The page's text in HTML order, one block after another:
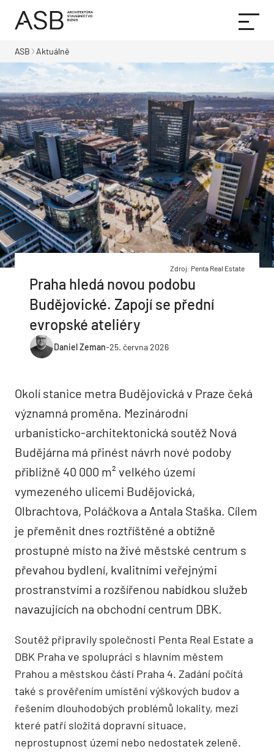
ASB Aktuálně
Zdroj: Penta Real Estate
Praha hledá novou podobu
Budějovické. Zapojí se přední
evropské ateliéry
Daniel Zeman-25. června 2026
Okolí stanice metra Budějovická v Praze čeká
významná proměna. Mezinárodní
urbanisticko-architektonická soutěž Nová
Budějárna má přinést návrh nové podoby
přibližně 40 000 m² velkého území
vymezeného ulicemi Budějovická,
Olbrachtova, Poláčkova a Antala Staška. Cílem
je přeměnit dnes roztříštěné a obtížně
prostupné místo na živé městské centrum s
převahou bydlení, kvalitními veřejnými
prostranstvími a rozšířenou nabídkou služeb
navazujících na obchodní centrum DBK.
Soutěž připravily společnosti Penta Real Estate a
DBK Praha ve spolupráci s hlavním městem
Prahou a městskou částí Praha 4. Zadání počítá
také s prověřením umístění výškových budov a
řešením dlouhodobých problémů lokality, mezi
které patří složitá dopravní situace,
neprostupnost území nebo nedostatek zeleně.